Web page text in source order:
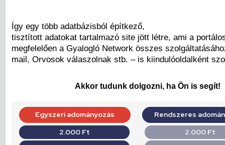
Így egy több adatbázisból építkező,
tisztított adatokat tartalmazó site jött létre, ami a
megfelelően a Gyalogló Network összes
mail, Orvosok válaszolnak stb. – is kiindulóoldalként
Akkor tudunk dolgozni, ha Ön is segít!